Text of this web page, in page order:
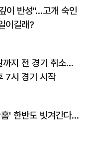
이 반성"…고개 숙인
이길래?
까지 전 경기 취소…
7시 경기 시작
' 한반도 빗겨간다…